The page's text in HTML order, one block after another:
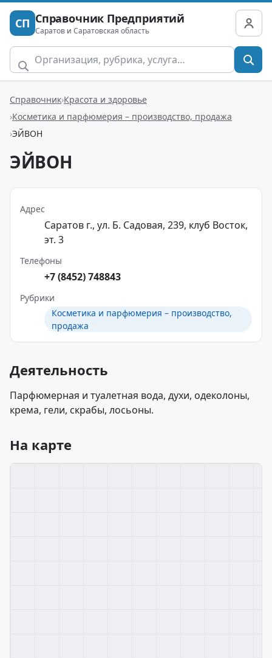
СП Справочник Предприятий
Саратов и Саратовская область
Справочник Красота и здоровье
Косметика и парфюмерия – производство, продажа
ЭЙВОН
ЭЙВОН
Адрес
Саратов г., ул. Б. Садовая, 239, клуб Восток,
эт. 3
Телефоны
+7 (8452) 748843
Рубрики
Косметика и парфюмерия – производство,
продажа
Деятельность
Парфюмерная и туалетная вода, духи, одеколоны,
крема, гели, скрабы, лосьоны.
На карте